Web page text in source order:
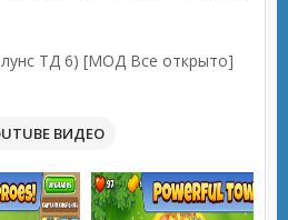
ТД 6) [МОД Все открыто]
ВИДЕО